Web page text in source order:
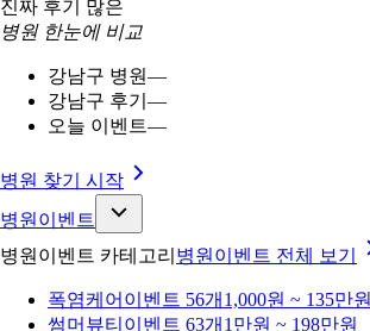
진짜 후기 많은
병원 한눈에 비교
강남구 병원—
강남구 후기 —
오늘 이벤트—
병원 찾기 시작
병원이벤트
병원이벤트 카테고리 병원이벤트 전체 보기
폭염케어 이벤트 56개 1,000원 ~ 135만원
썸머뷰티 이벤트 63개 1만원 ~ 198만원